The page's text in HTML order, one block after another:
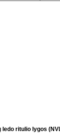
ledo ritulio lygos